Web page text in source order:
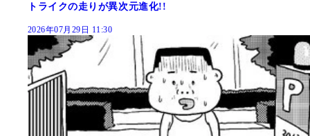
トライクの走りが異次元進化!!
2026年07月29日 11:30